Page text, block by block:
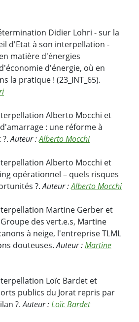
Didier Lohri - sur la
d'Etat à son interpellation -
matière d'énergies
d'énergie, où en
la pratique ! (23_INT_65).
Alberto Mocchi et
: une réforme à
?.Auteur :Alberto Mocchi
Alberto Mocchi et
opérationnel – quels risques
?.Auteur :Alberto Mocchi
Martine Gerber et
des vert.e.s, Martine
à neige, l'entreprise TLML
douteuses.Auteur :Martine
Loïc Bardet et
publics du Jorat repris par
?.Auteur :Loïc Bardet